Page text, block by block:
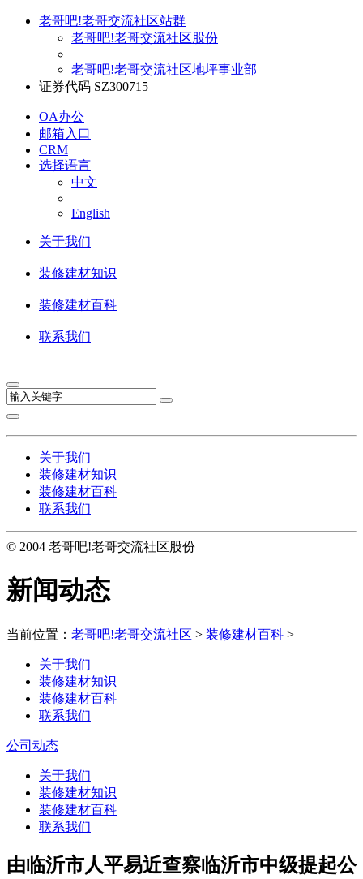
老哥吧!老哥交流社区站群
老哥吧!老哥交流社区股份
老哥吧!老哥交流社区地坪事业部
证券代码 SZ300715
OA办公
邮箱入口
CRM
选择语言
中文
English
关于我们
装修建材知识
装修建材百科
联系我们
关于我们
装修建材知识
装修建材百科
联系我们
© 2004 老哥吧!老哥交流社区股份
新闻动态
当前位置： 老哥吧!老哥交流社区 > 装修建材百科 >
关于我们
装修建材知识
装修建材百科
联系我们
公司动态
关于我们
装修建材知识
装修建材百科
联系我们
由临沂市人平易近查察临沂市中级提起公